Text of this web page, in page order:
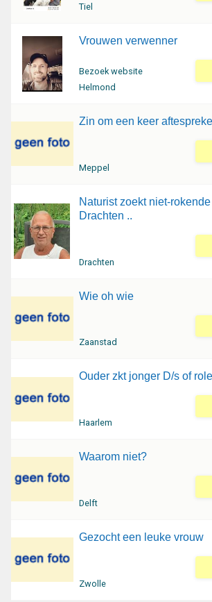
Tiel
Vrouwen verwenner
Bezoek website
Helmond
Zin om een keer
Meppel
Naturist zoekt niet-
Drachten ..
Drachten
Wie oh wie
Zaanstad
Ouder zkt jonger D/s of
Haarlem
Waarom niet?
Delft
Gezocht een leuke vrouw
Zwolle